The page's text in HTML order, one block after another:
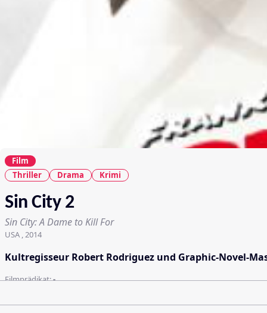
Film
Thriller
Drama Krimi
Sin City 2
Sin City: A Dame to Kill For
USA , 2014
Kultregisseur Robert Rodriguez und Graphic-Novel-
Filmprädikat:-